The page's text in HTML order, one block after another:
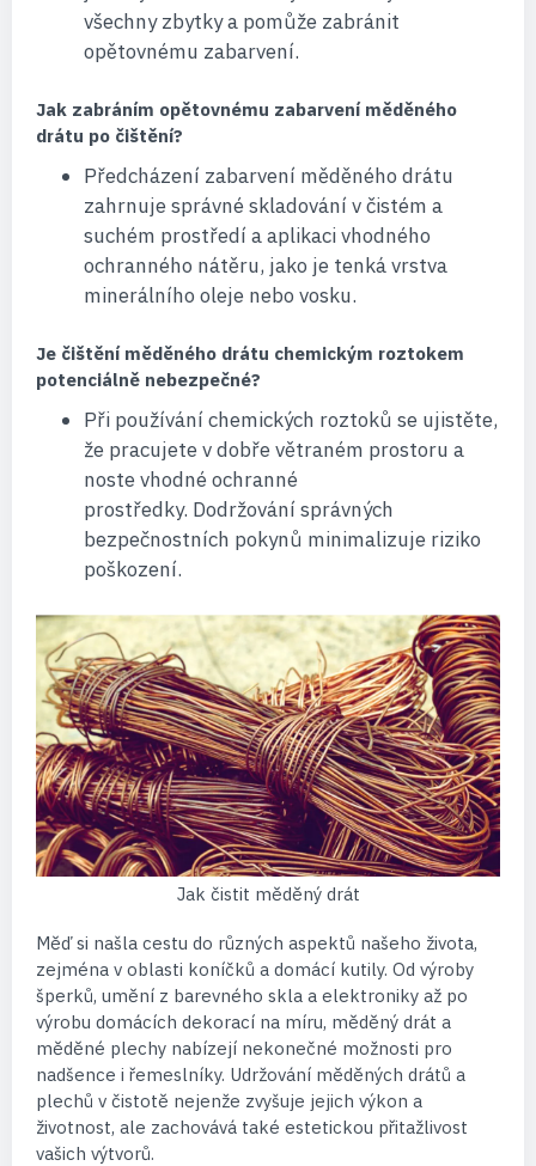
všechny zbytky a pomůže zabránit
opětovnému zabarvení.
Jak zabráním opětovnému zabarvení měděného
drátu po čištění?
Předcházení zabarvení měděného drátu
zahrnuje správné skladování v čistém a
suchém prostředí a aplikaci vhodného
ochranného nátěru, jako je tenká vrstva
minerálního oleje nebo vosku.
Je čištění měděného drátu chemickým roztokem
potenciálně nebezpečné?
Při používání chemických roztoků se ujistěte,
že pracujete v dobře větraném prostoru a
noste vhodné ochranné
prostředky. Dodržování správných
bezpečnostních pokynů minimalizuje riziko
poškození.
Jak čistit měděný drát
Měď si našla cestu do různých aspektů našeho života,
zejména v oblasti koníčků a domácí kutily. Od výroby
šperků, umění z barevného skla a elektroniky až po
výrobu domácích dekorací na míru, měděný drát a
měděné plechy nabízejí nekonečné možnosti pro
nadšence i řemeslníky. Udržování měděných drátů a
plechů v čistotě nejenže zvyšuje jejich výkon a
životnost, ale zachovává také estetickou přitažlivost
vašich výtvorů.